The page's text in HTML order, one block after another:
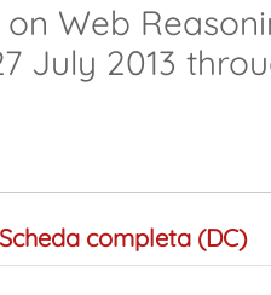
Web
July 2013
Scheda completa (DC)